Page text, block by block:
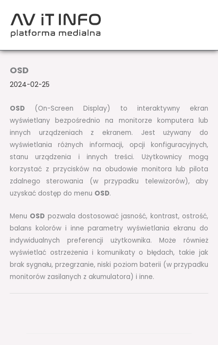
treści
OSD
2024-02-25
OSD (On-Screen Display) to interaktywny ekran
wyświetlany bezpośrednio na monitorze komputera lub
innych urządzeniach z ekranem. Jest używany do
wyświetlania różnych informacji, opcji konfiguracyjnych,
stanu urządzenia i innych treści. Użytkownicy mogą
korzystać z przycisków na obudowie monitora lub pilota
zdalnego sterowania (w przypadku telewizorów), aby
uzyskać dostęp do menu OSD.
Menu OSD pozwala dostosować jasność, kontrast, ostrość,
balans kolorów i inne parametry wyświetlania ekranu do
indywidualnych preferencji użytkownika. Może również
wyświetlać ostrzeżenia i komunikaty o błędach, takie jak
brak sygnału, przegrzanie, niski poziom baterii (w przypadku
monitorów zasilanych z akumulatora) i inne.